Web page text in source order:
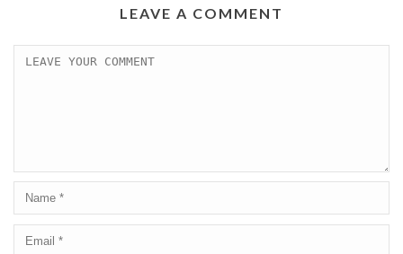
LEAVE A COMMENT